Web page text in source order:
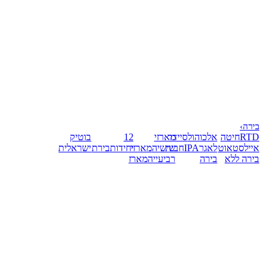
בירה›
RTDחיטה
איילסטאוט
בירה ללא
אלכוהולסיידר
לאגרIPAחבית
בירה
מארזי
שישיהמארזי
רביעייהמארז
12
יחידותבירת
בוטיק
ישראלית